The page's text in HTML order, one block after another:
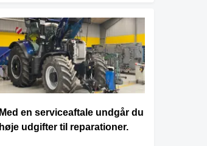
Med en serviceaftale undgår du
høje udgifter til reparationer.